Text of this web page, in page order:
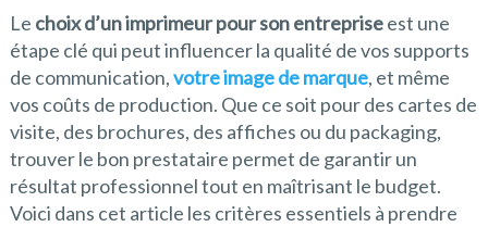
Le choix d’un imprimeur pour son entrepriseest une
étape clé qui peut influencer la qualité de vos supports
de communication,votre image de marque, et même
vos coûts de production. Que ce soit pour des cartes de
visite, des brochures, des affiches ou du packaging,
trouver le bon prestataire permet de garantir un
résultat professionnel tout en maîtrisant le budget.
Voici dans cet article les critères essentiels à prendre